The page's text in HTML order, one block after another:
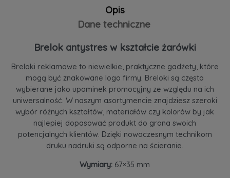
Opis
Dane techniczne
Brelok antystres w kształcie żarówki
Breloki reklamowe to niewielkie, praktyczne gadżety, które
mogą być znakowane logo firmy. Breloki są często
wybierane jako upominek promocyjny ze względu na ich
uniwersalność. W naszym asortymencie znajdziesz szeroki
wybór różnych kształtów, materiałów czy kolorów by jak
najlepiej dopasować produkt do grona swoich
potencjalnych klientów. Dzięki nowoczesnym technikom
druku nadruki są odporne na ścieranie.
Wymiary: 67×35 mm